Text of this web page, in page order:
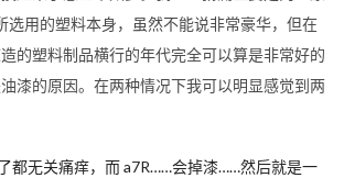
选用的塑料本身，虽然不能说非常豪华，但在
的塑料制品横行的年代完全可以算是非常好的
漆的原因。在两种情况下我可以明显感觉到两
都无关痛痒，而 a7R……会掉漆……然后就是一